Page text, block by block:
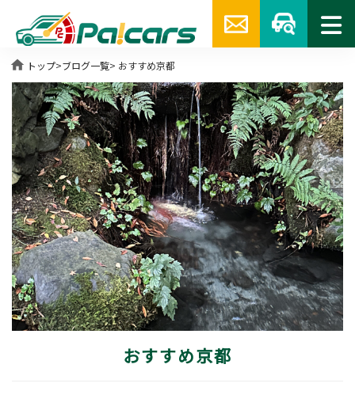
home トップ>ブログ一覧> おすすめ京都
おすすめ京都